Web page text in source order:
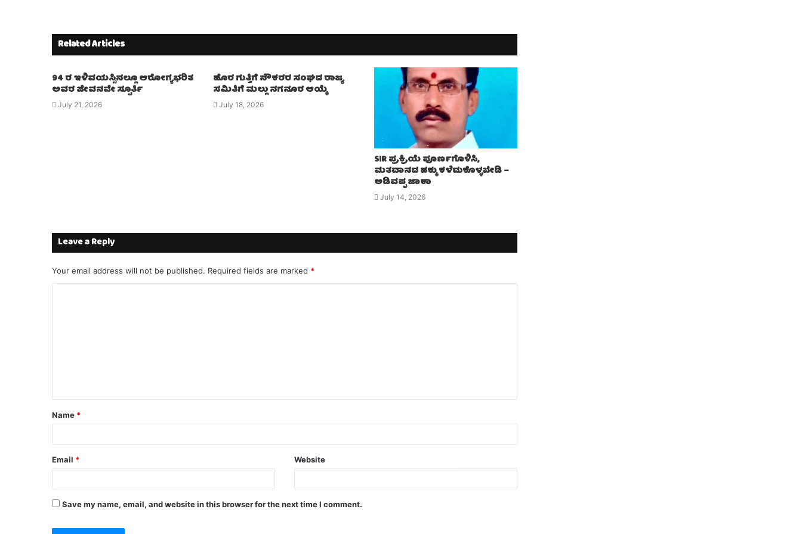
Related Articles
94 ರ ಇಳಿವಯಸ್ಸಿನಲ್ಲೂ ಆರೋಗ್ಯಭರಿತ
ಅವರ ಜೀವನವೇ ಸ್ಪೂರ್ತಿ
July 21, 2026
ಹೊರ ಗುತ್ತಿಗೆ ನೌಕರರ ಸಂಘದ ರಾಜ್ಯ
ಸಮಿತಿಗೆ ಮಲ್ಲು ನಗನೂರ ಆಯ್ಕೆ
July 18, 2026
SIR ಪ್ರಕ್ರಿಯೆ ಪೂರ್ಣಗೊಳಿಸಿ,
ಮತದಾನದ ಹಕ್ಕು ಕಳೆದುಕೊಳ್ಳಬೇಡಿ –
ಅಡಿವಪ್ಪ ಜಾಕಾ
July 14, 2026
Leave a Reply
Your email address will not be published. Required fields are marked *
t
*
Name *
Email * Website
Save my name, email, and website in this browser for the next time I comment.